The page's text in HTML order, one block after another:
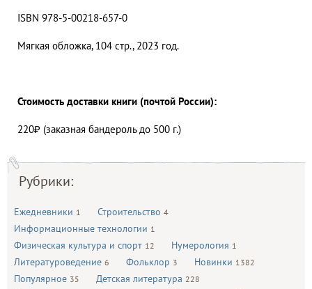
Рубрики:
Ежедневники 1 Строительство 4
Информационные технологии 1
Физическая культура и спорт 12 Нумерология 1
Литературоведение 6 Фольклор 3 Новинки 1382
Популярное 35 Детская литература 228
ISBN 978-5-00218-657-0
Мягкая обложка, 104 стр., 2023 год.
Стоимость доставки книги (почтой России):
220₽ (заказная бандероль до 500 г.)